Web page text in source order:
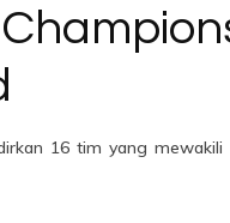
16 tim yang